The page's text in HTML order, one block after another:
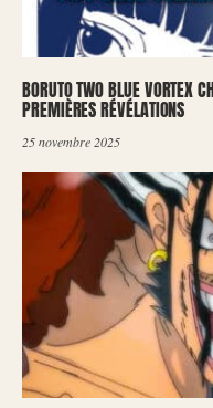
BORUTO TWO BLUE VORTEX
PREMIÈRES RÉVÉLATIONS
25 novembre 2025